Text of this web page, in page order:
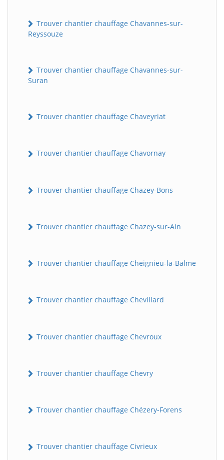
Trouver chantier chauffage Chavannes-sur-
Reyssouze
Trouver chantier chauffage Chavannes-sur-
Suran
Trouver chantier chauffage Chaveyriat
Trouver chantier chauffage Chavornay
Trouver chantier chauffage Chazey-Bons
Trouver chantier chauffage Chazey-sur-Ain
Trouver chantier chauffage Cheignieu-la-Balme
Trouver chantier chauffage Chevillard
Trouver chantier chauffage Chevroux
Trouver chantier chauffage Chevry
Trouver chantier chauffage Chézery-Forens
Trouver chantier chauffage Civrieux